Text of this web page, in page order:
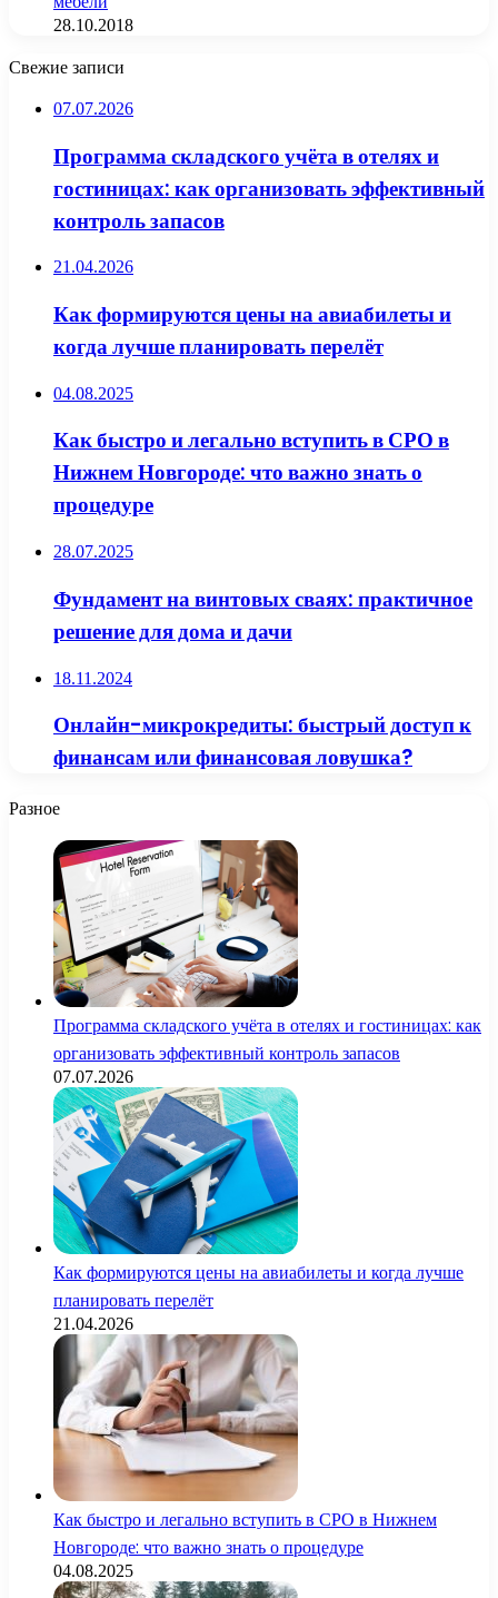
28.10.2018
Свежие записи
07.07.2026
Программа складского учёта в отелях и
гостиницах: как организовать эффективный
контроль запасов
21.04.2026
Как формируются цены на авиабилеты и
когда лучше планировать перелёт
04.08.2025
Как быстро и легально вступить в СРО в
Нижнем Новгороде: что важно знать о
процедуре
28.07.2025
Фундамент на винтовых сваях: практичное
решение для дома и дачи
18.11.2024
Онлайн-микрокредиты: быстрый доступ к
финансам или финансовая ловушка?
Разное
Программа складского учёта в отелях и гостиницах: как
организовать эффективный контроль запасов
07.07.2026
Как формируются цены на авиабилеты и когда лучше
планировать перелёт
21.04.2026
Как быстро и легально вступить в СРО в Нижнем
Новгороде: что важно знать о процедуре
04.08.2025